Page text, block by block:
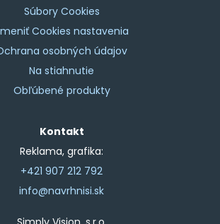
Súbory Cookies
Cookies nastavenia
osobných údajov
Na stiahnutie
Obľúbené produkty
Kontakt
Reklama, grafika:
+421 907 212 792
info@navrhnisi.sk